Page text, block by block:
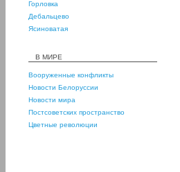
Горловка
Дебальцево
Ясиноватая
В МИРЕ
Вооруженные конфликты
Новости Белоруссии
Новости мира
Постсоветских пространство
Цветные революции